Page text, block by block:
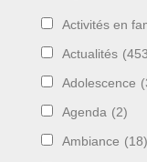
Activités en
Actualités
Adolescence
Agenda (2)
Ambiance (18)